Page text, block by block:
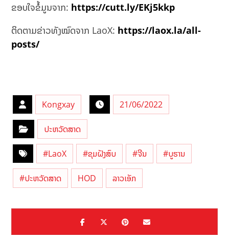
ຂອບໃຈຂໍ້ມູນຈາກ: https://cutt.ly/EKj5kkp
ຕິດຕາມຂ່າວທັງໝົດຈາກ LaoX: https://laox.la/all-
posts/
Kongxay 21/06/2022
ປະຫວັດສາດ
#LaoX #ຂຸມຝັງສົບ #ຈີນ #ບູຮານ
#ປະຫວັດສາດ HOD ລາວເອັກ